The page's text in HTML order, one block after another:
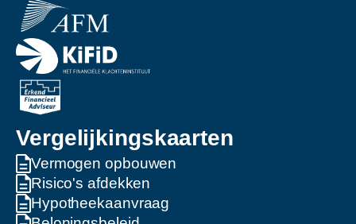
Vergelijkingskaarten
Vermogen opbouwen
Risico's afdekken
Hypotheekaanvraag